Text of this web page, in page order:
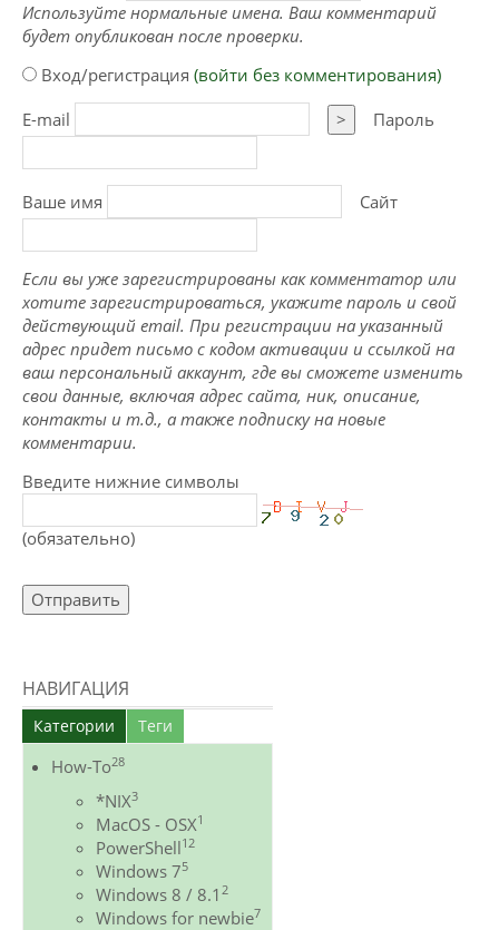
Используйте нормальные имена. Ваш комментарий
будет опубликован после проверки.
Вход/регистрация (войти без комментирования)
E-mail
> Пароль
Ваше имя Сайт
Если вы уже зарегистрированы как комментатор или
хотите зарегистрироваться, укажите пароль и свой
действующий email. При регистрации на указанный
адрес придет письмо с кодом активации и ссылкой на
ваш персональный аккаунт, где вы сможете изменить
свои данные, включая адрес сайта, ник, описание,
контакты и т.д., а также подписку на новые
комментарии.
Введите нижние символы
(обязательно)
Отправить
НАВИГАЦИЯ
Категории Теги
How-To28
*NIX3
MacOS - OSX1
PowerShell12
Windows 75
Windows 8 / 8.1 2
Windows for newbie7